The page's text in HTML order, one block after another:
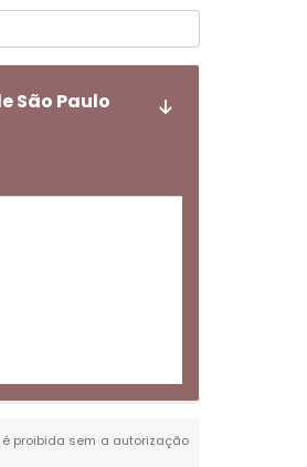
São Paulo
proibida sem a autorização